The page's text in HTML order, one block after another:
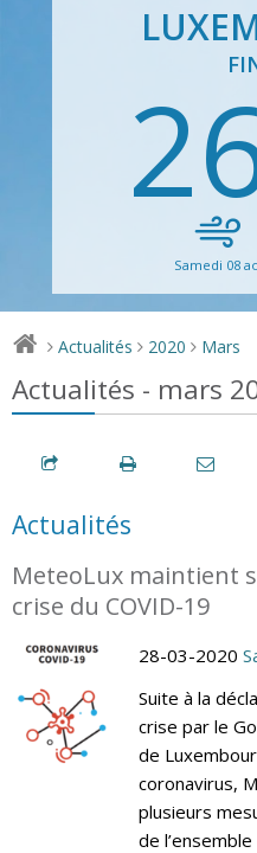
Samedi 08
> Actualités > 2020 > Mars
Actualités - mars
Actualités
MeteoLux maintient
crise du COVID-19
28-03-2020
Suite à la
crise par le
de
coronavirus,
plusieurs
de